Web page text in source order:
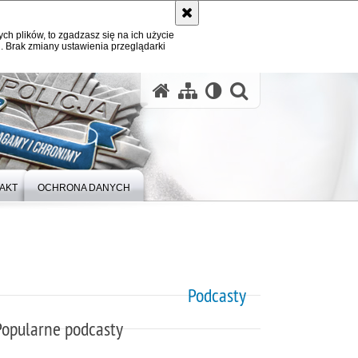
plików, to zgadzasz się na ich użycie
zmiany ustawienia przeglądarki
OCHRONA DANYCH
Podcasty
podcasty